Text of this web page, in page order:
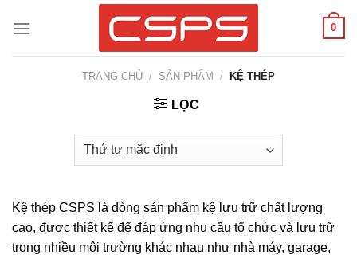
0
TRANG CHỦ / SẢN PHẨM / KỆ THÉP
LỌC
Kệ thép CSPS là dòng sản phẩm kệ lưu trữ chất lượng
cao, được thiết kế để đáp ứng nhu cầu tổ chức và lưu trữ
trong nhiều môi trường khác nhau như nhà máy, garage,